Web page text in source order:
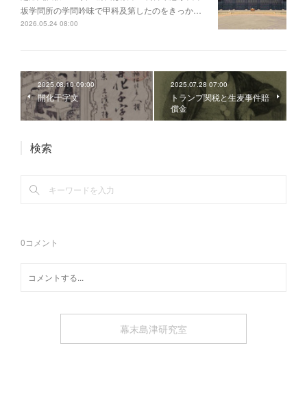
坂学問所の学問吟味で甲科及第したのをきっか…
2026.05.24 08:00
2025.08.10 09:00
開化千字文
2025.07.28 07:00
トランプ関税と生麦事件賠
償金
検索
0コメント
幕末島津研究室